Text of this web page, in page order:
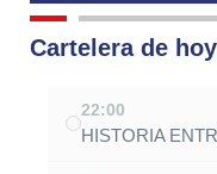
Cartelera de hoy
22:00
HISTORIA